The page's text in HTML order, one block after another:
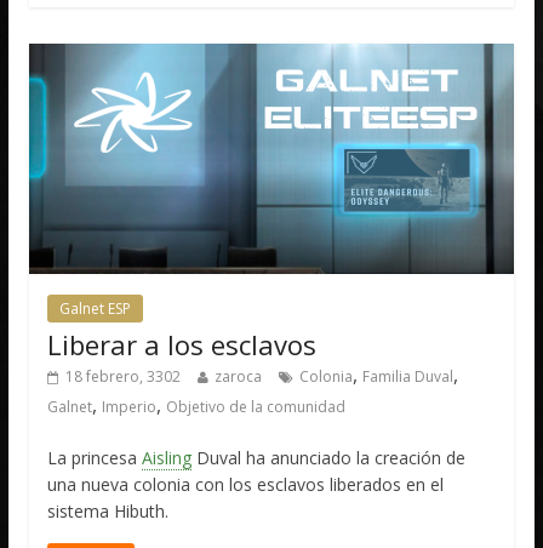
Galnet ESP
Liberar a los esclavos
18 febrero, 3302 zaroca Colonia, Familia Duval,
Galnet, Imperio, Objetivo de la comunidad
La princesaAisling Duval ha anunciado la creación de
una nueva colonia con los esclavos liberados en el
sistema Hibuth.